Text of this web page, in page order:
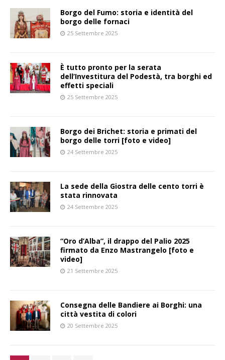
Borgo del Fumo: storia e identità del
borgo delle fornaci
25 Settembre 2025
È tutto pronto per la serata
dell’Investitura del Podestà, tra borghi ed
effetti speciali
25 Settembre 2025
Borgo dei Brichet: storia e primati del
borgo delle torri [foto e video]
24 Settembre 2025
La sede della Giostra delle cento torri è
stata rinnovata
24 Settembre 2025
“Oro d’Alba”, il drappo del Palio 2025
firmato da Enzo Mastrangelo [foto e
video]
21 Settembre 2025
Consegna delle Bandiere ai Borghi: una
città vestita di colori
20 Settembre 2025